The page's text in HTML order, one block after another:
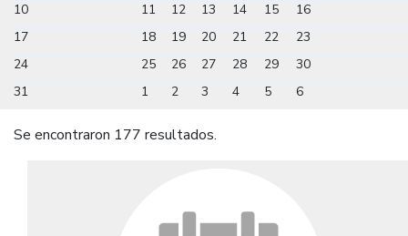
10
11 12 13 14 15
16
17
18 19 20 21 22
23
24
25 26 27 28 29
30
31
1 2 3 4 5 6
Se encontraron 177 resultados.